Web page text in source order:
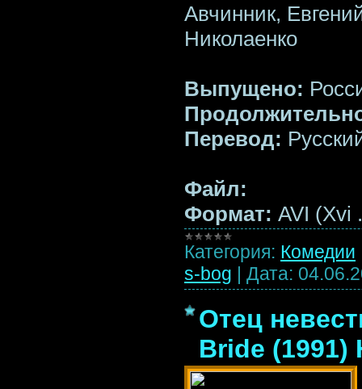
Авчинник,
Николаенко
Выпущено:
Перевод:
Файл:
Формат: AVI (Xvi
Категория: Комедии
s-bog | Дата:
Отец
Bride (1991)